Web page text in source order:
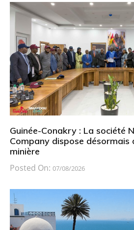
Guinée-Conakry : La société
Company dispose désormais
minière
Posted On: 07/08/2026